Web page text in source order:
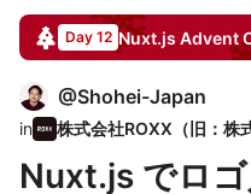
Day 12 Nuxt.js Advent
@Shohei-Japan
in
Nuxt.js でロ